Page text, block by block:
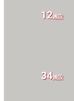
34施設
12施設